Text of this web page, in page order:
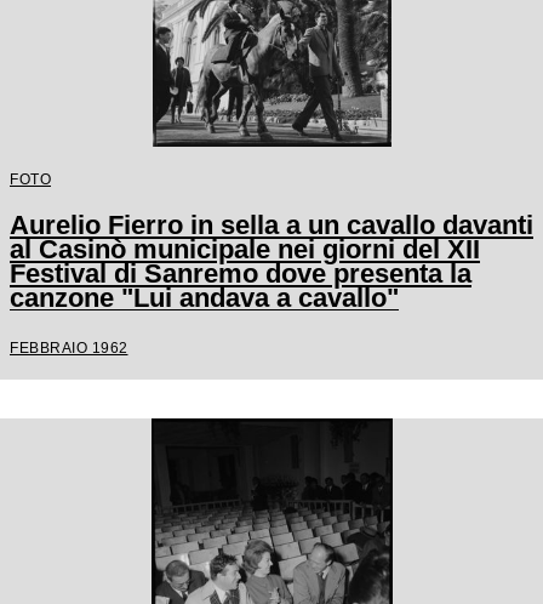
FOTO
Aurelio Fierro in sella a un cavallo davanti
al Casinò municipale nei giorni del XII
Festival di Sanremo dove presenta la
canzone "Lui andava a cavallo"
FEBBRAIO 1962